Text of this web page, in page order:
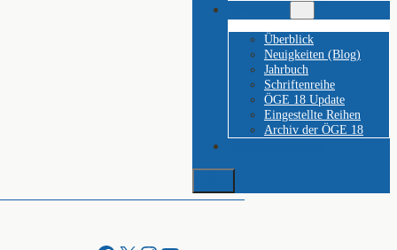
Überblick
Neuigkeiten (Blog)
Jahrbuch
Schriftenreihe
ÖGE 18 Update
Eingestellte Reihen
Archiv der ÖGE 18
Suchen